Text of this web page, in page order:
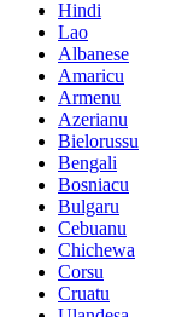
Hindi
Lao
Albanese
Amaricu
Armenu
Azerianu
Bielorussu
Bengali
Bosniacu
Bulgaru
Cebuanu
Chichewa
Corsu
Cruatu